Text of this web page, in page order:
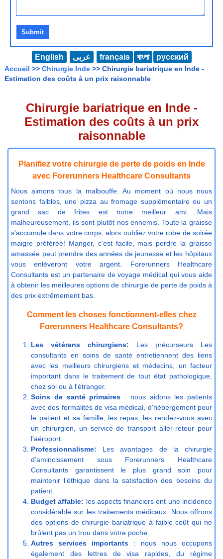
English عربى français বাংলা русский
Accueil >> Chirurgie Inde >> Chirurgie bariatrique en Inde -
Estimation des coûts à un prix raisonnable
Chirurgie bariatrique en Inde -
Estimation des coûts à un prix
raisonnable
Planifiez votre chirurgie de perte de poids en Inde
avec Forerunners Healthcare Consultants
Nous aimons tous la malbouffe. Au moment où nous nous
sentons faibles, une pizza au fromage supplémentaire ou un
grand sac de frites est notre meilleur ami. Mais
malheureusement, ils sont plutôt nos ennemis. Toute la graisse
s'accumule dans votre corps, alors oubliez votre robe de soirée
maigre préférée! Manger, c'est facile, mais perdre la graisse
amassée peut prendre des années de jeunesse et les hôpitaux
vous enlèveront votre argent. Forerunners Healthcare
Consultants est un partenaire de voyage médical qui vous aide
à obtenir les meilleures options de chirurgie de perte de poids à
des prix extrêmement bas.
Comment les choses fonctionnent-elles chez
Forerunners Healthcare Consultants?
Les vétérans chirurgiens: Les précurseurs Les
consultants en soins de santé entretiennent des liens
avec les meilleurs chirurgiens et médecins, un facteur
important dans le traitement de tout état pathologique,
chez soi ou à l'étranger.
Soins de santé primaires : nous aidons les patients
avec des formalités de visa médical, d'hébergement pour
le patient et sa famille, les repas, les rendez-vous avec
un chirurgien, un service de transport aller-retour pour
l'aéroport.
Professionnalisme: Les avantages de la chirurgie
d’amincissement sous Forerunners Healthcare
Consultants garantissent le plus grand soin pour
maintenir l’éthique dans la satisfaction des besoins du
patient.
Budget affable: les aspects financiers ont une incidence
considérable sur les traitements médicaux. Nous offrons
des options de chirurgie bariatrique à faible coût qui ne
brûlent pas un trou dans votre poche.
Autres services importants : nous nous occupons
également des lettres de visa rapides, du régime